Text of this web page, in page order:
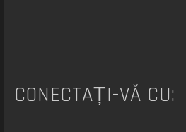
CONECTAȚI-VĂ CU: